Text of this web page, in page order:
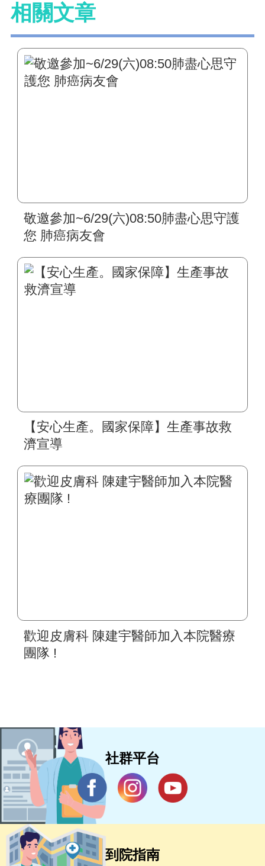
相關文章
敬邀參加~6/29(六)08:50肺盡心思守護
您 肺癌病友會
【安心生產。國家保障】生產事故救
濟宣導
歡迎皮膚科 陳建宇醫師加入本院醫療
團隊 !
社群平台
到院指南